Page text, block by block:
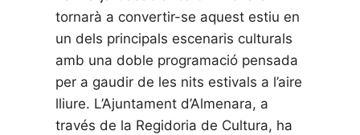
tornarà a convertir-se aquest estiu en
un dels principals escenaris culturals
amb una doble programació pensada
per a gaudir de les nits estivals a l’aire
lliure. L’Ajuntament d’Almenara, a
través de la Regidoria de Cultura, ha